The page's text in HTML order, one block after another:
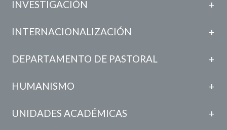
INVESTIGACIÓN
INTERNACIONALIZACIÓN
DEPARTAMENTO DE PASTORAL
HUMANISMO
UNIDADES ACADÉMICAS